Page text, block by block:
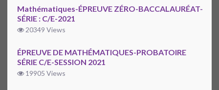
Mathématiques-ÉPREUVE ZÉRO-BACCALAURÉAT-
SÉRIE : C/E-2021
20349 Views
ÉPREUVE DE MATHÉMATIQUES-PROBATOIRE
SÉRIE C/E-SESSION 2021
19905 Views